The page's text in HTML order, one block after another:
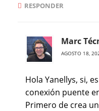
RESPONDER
Marc
AGOSTO 18,
Hola Yanellys, si,
conexión puente
Primero de crea